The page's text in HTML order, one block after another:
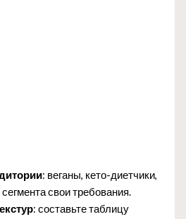
: веганы, кето-диетчики,
свои требования.
: составьте таблицу